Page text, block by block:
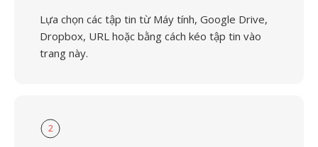
Lựa chọn các tập tin từ Máy tính, Google Drive,
Dropbox, URL hoặc bằng cách kéo tập tin vào
trang này.
2